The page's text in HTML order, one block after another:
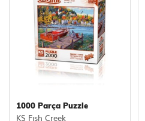
1000 Parça Puzzle
KS Fısh Creek